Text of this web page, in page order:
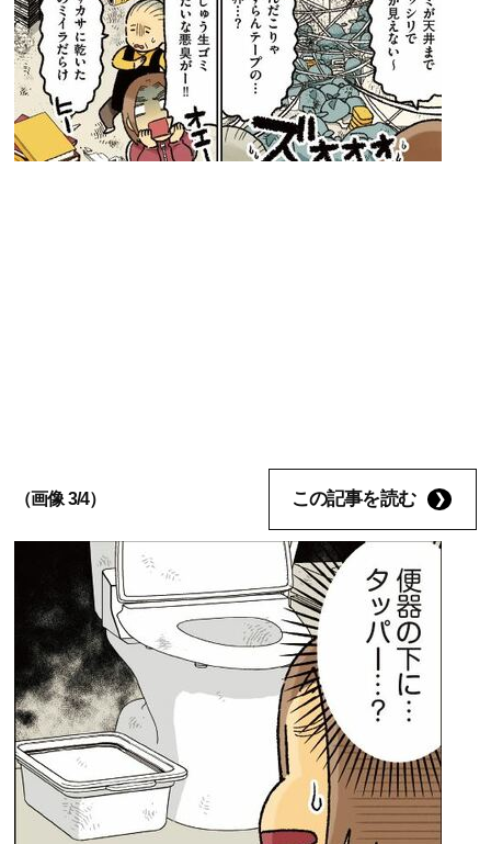
（画像 3/4） この記事を読む